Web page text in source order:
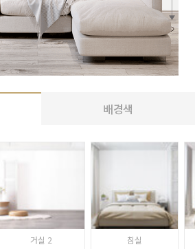
배경색
거실 2 침실